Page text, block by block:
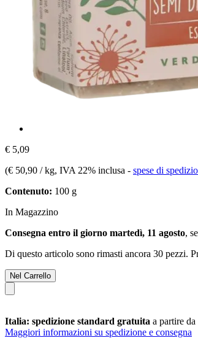
€ 5,09
(€ 50,90 / kg, IVA 22% inclusa - spese di
Contenuto: 100 g
In Magazzino
Consegna entro il giorno martedì, 11 agosto,
Di questo articolo sono rimasti ancora 30 pezzi.
Nel Carrello
Italia: spedizione standard gratuita a partire
Maggiori informazioni su spedizione e consegna